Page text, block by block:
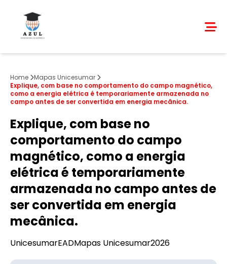
Home
Mapas Unicesumar
Explique, com base no comportamento do campo magnético,
como a energia elétrica é temporariamente armazenada no
campo antes de ser convertida em energia mecânica.
Explique, com base no
comportamento do campo
magnético, como a energia
elétrica é temporariamente
armazenada no campo antes de
ser convertida em energia
mecânica.
UnicesumarEADMapas Unicesumar2026